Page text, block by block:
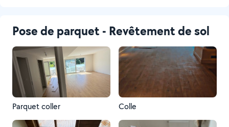
Pose de parquet - Revêtement de sol
Parquet coller Colle